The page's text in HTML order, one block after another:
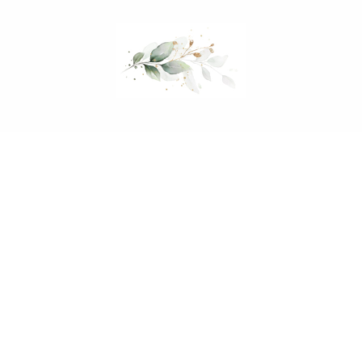
Mein Hochzeitsordner